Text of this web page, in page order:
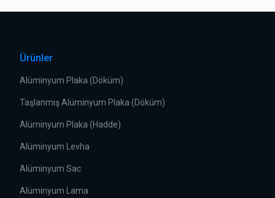
Ürünler
Alüminyum Plaka (Döküm)
Taşlanmış Alüminyum Plaka (Döküm)
Alüminyum Plaka (Hadde)
Alüminyum Levha
Alüminyum Sac
Alüminyum Lama